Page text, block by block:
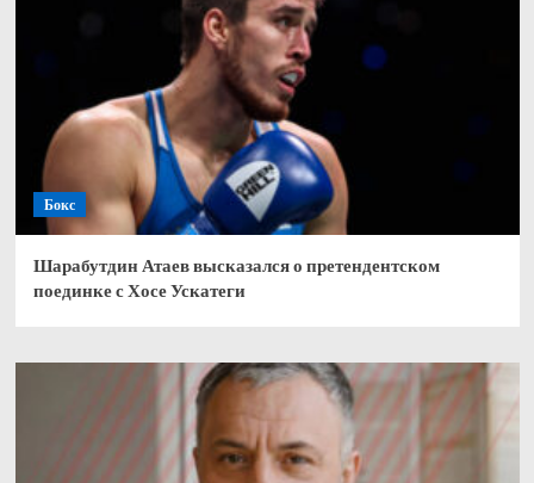
Бокс
Шарабутдин Атаев высказался о претендентском
поединке с Хосе Ускатеги